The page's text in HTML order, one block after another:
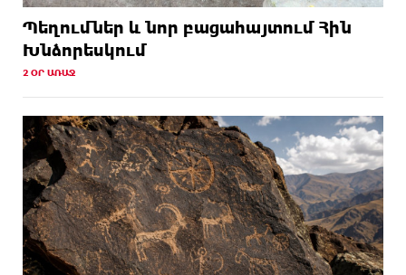
Պեղումներ և նոր բացահայտում Հին
Խնձորեսկում
2 ՕՐ ԱՌԱՋ